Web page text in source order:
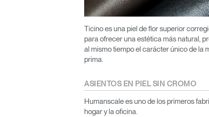
Ticino es una piel de flor superior
para ofrecer una estética más natural,
al mismo tiempo el carácter único de la
prima.
ASIENTOS EN PIEL SIN CROMO
Humanscale es uno de los primeros
hogar y la oficina.